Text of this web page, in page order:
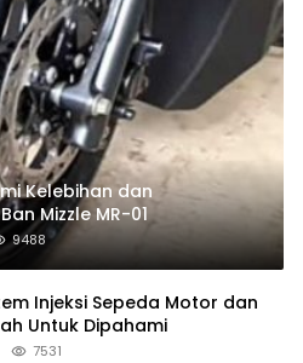
Kelebihan dan
Mizzle MR-01
9488
Injeksi Sepeda Motor dan
Untuk Dipahami
7531